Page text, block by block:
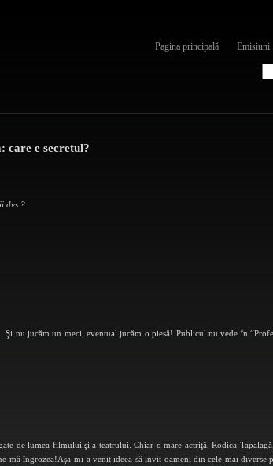
Pagina principală Emisiuni
care e secretul?
dvs.?
nu jucăm un meci, eventual jucăm o piesă! Publicul nu vede în
de lumea filmului şi a teatrului. Chiar o mare actriţă, Rodica
mă îngrozea!Aşa mi-a venit ideea să invit oameni din cele mai